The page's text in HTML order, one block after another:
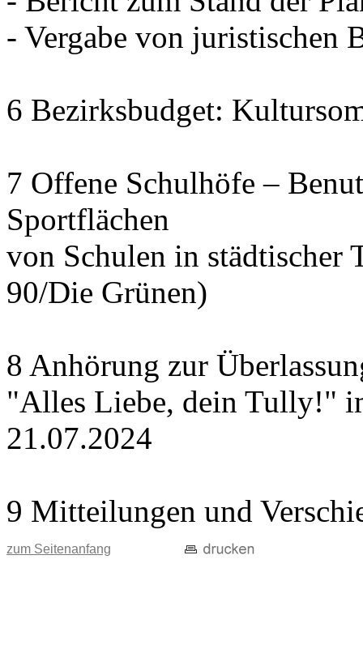
- Vergabe von juristischen
6 Bezirksbudget:
7 Offene Schulhöfe –
Sportflächen
von Schulen in städtischer
90/Die Grünen)
8 Anhörung zur
"Alles Liebe, dein Tully!"
21.07.2024
9 Mitteilungen und
zum Seitenanfang